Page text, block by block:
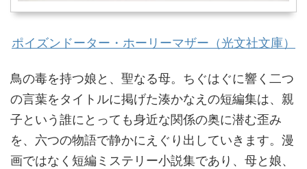
ポイズンドーター・ホーリーマザー（光文社文庫）
鳥の毒を持つ娘と、聖なる母。ちぐはぐに響く二つ
の言葉をタイトルに掲げた湊かなえの短編集は、親
子という誰にとっても身近な関係の奥に潜む歪み
を、六つの物語で静かにえぐり出していきます。漫
画ではなく短編ミステリー小説集であり、母と娘、